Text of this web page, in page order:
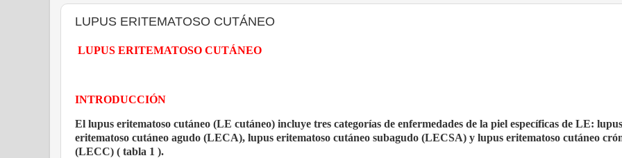
LUPUS ERITEMATOSO CUTÁNEO
LUPUS ERITEMATOSO CUTÁNEO
INTRODUCCIÓN
El lupus eritematoso cutáneo (LE cutáneo) incluye tres categorías de enfermedades de la piel específicas de LE: lupus
eritematoso cutáneo agudo (LECA), lupus eritematoso cutáneo subagudo (LECSA) y lupus eritematoso cutáneo
(LECC) ( tabla 1 ).